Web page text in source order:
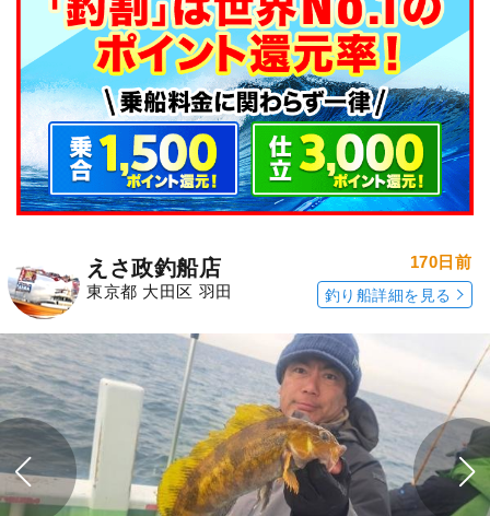
えさ政釣船店
東京都 大田区 羽田
170日前
釣り船詳細を見る